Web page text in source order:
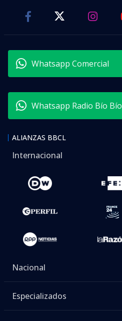
Whatsapp Comercial
Whatsapp Radio Bío Bío
ALIANZAS BBCL
Internacional
Nacional
Especializados